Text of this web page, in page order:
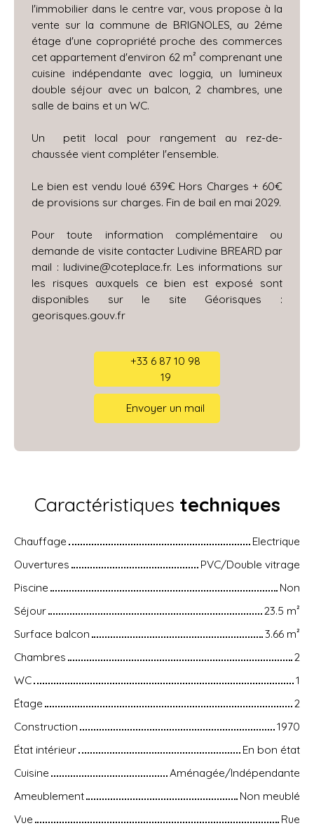
l'immobilier dans le centre var, vous propose à la
vente sur la commune de BRIGNOLES, au 2éme
étage d'une copropriété proche des commerces
cet appartement d'environ 62 m² comprenant une
cuisine indépendante avec loggia, un lumineux
double séjour avec un balcon, 2 chambres, une
salle de bains et un WC.
Un petit local pour rangement au rez-de-
chaussée vient compléter l'ensemble.
Le bien est vendu loué 639€ Hors Charges + 60€
de provisions sur charges. Fin de bail en mai 2029.
Pour toute information complémentaire ou
demande de visite contacter Ludivine BREARD par
mail : ludivine@coteplace.fr. Les informations sur
les risques auxquels ce bien est exposé sont
disponibles sur le site Géorisques :
georisques.gouv.fr
+33 6 87 10 98
19
Envoyer un mail
Caractéristiques techniques
Chauffage
Electrique
Ouvertures
PVC/Double vitrage
Piscine
Non
Séjour
23.5 m²
Surface balcon
3.66 m²
Chambres
2
WC
1
Étage
2
Construction
1970
État intérieur
En bon état
Cuisine
Aménagée/Indépendante
Ameublement
Non meublé
Vue
Rue